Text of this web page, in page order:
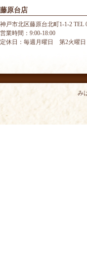
藤原台店
神戸市北区藤原台北町1-1-2 TEL
営業時間：9:00-18:00
定休日：毎週月曜日 第2火曜日
み